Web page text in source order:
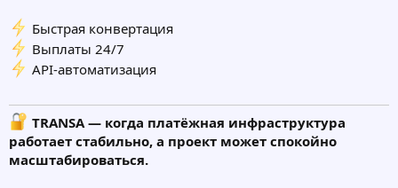
Быстрая конвертация
Выплаты 24/7
API-автоматизация
TRANSA — когда платёжная инфраструктура
работает стабильно, а проект может спокойно
масштабироваться.